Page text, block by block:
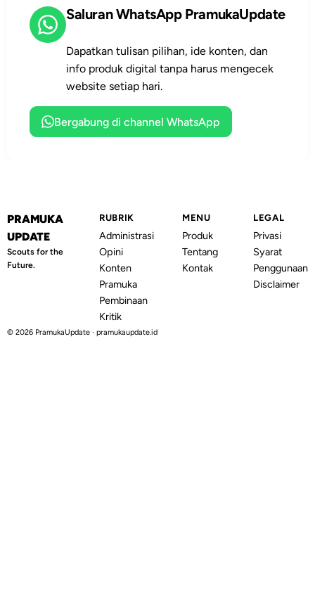
keselamatan,
dan
keterampilan
hidup peserta
berkemah atau
Saluran WhatsApp PramukaUpdate
Dapatkan tulisan pilihan, ide konten, dan
info produk digital tanpa harus mengecek
website setiap hari.
Bergabung di channel WhatsApp
PRAMUKA
UPDATE
Scouts for the
Future.
RUBRIK
Administrasi
Opini
Konten
Pramuka
Pembinaan
Kritik
MENU
Produk
Tentang
Kontak
LEGAL
Privasi
Syarat
Penggunaan
Disclaimer
© 2026 PramukaUpdate · pramukaupdate.id